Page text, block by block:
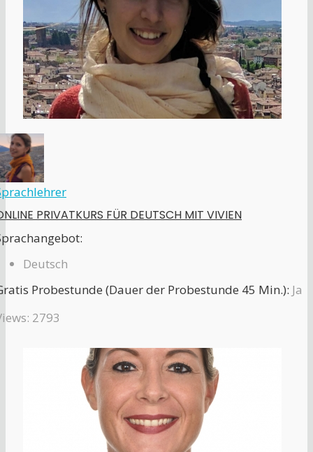
PRIVATKURS FÜR DEUTSCH MIT VIVIEN
Deutsch
Probestunde (Dauer der Probestunde 45 Min.): Ja
2793